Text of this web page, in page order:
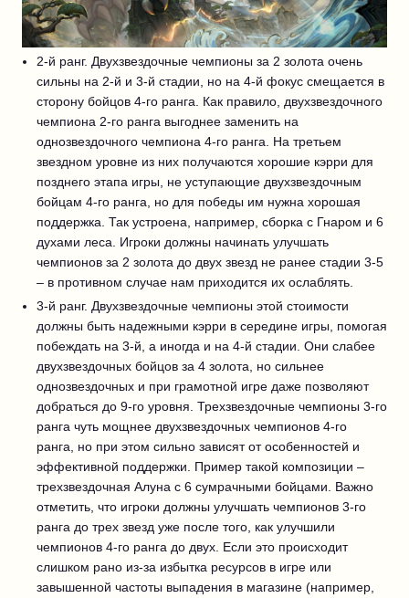
2-й ранг. Двухзвездочные чемпионы за 2 золота очень
сильны на 2-й и 3-й стадии, но на 4-й фокус смещается в
сторону бойцов 4-го ранга. Как правило, двухзвездочного
чемпиона 2-го ранга выгоднее заменить на
однозвездочного чемпиона 4-го ранга. На третьем
звездном уровне из них получаются хорошие кэрри для
позднего этапа игры, не уступающие двухзвездочным
бойцам 4-го ранга, но для победы им нужна хорошая
поддержка. Так устроена, например, сборка с Гнаром и 6
духами леса. Игроки должны начинать улучшать
чемпионов за 2 золота до двух звезд не ранее стадии 3-5
– в противном случае нам приходится их ослаблять.
3-й ранг. Двухзвездочные чемпионы этой стоимости
должны быть надежными кэрри в середине игры, помогая
побеждать на 3-й, а иногда и на 4-й стадии. Они слабее
двухзвездочных бойцов за 4 золота, но сильнее
однозвездочных и при грамотной игре даже позволяют
добраться до 9-го уровня. Трехзвездочные чемпионы 3-го
ранга чуть мощнее двухзвездочных чемпионов 4-го
ранга, но при этом сильно зависят от особенностей и
эффективной поддержки. Пример такой композиции –
трехзвездочная Алуна с 6 сумрачными бойцами. Важно
отметить, что игроки должны улучшать чемпионов 3-го
ранга до трех звезд уже после того, как улучшили
чемпионов 4-го ранга до двух. Если это происходит
слишком рано из-за избытка ресурсов в игре или
завышенной частоты выпадения в магазине (например,